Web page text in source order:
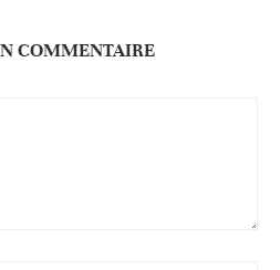
COMMENTAIRE